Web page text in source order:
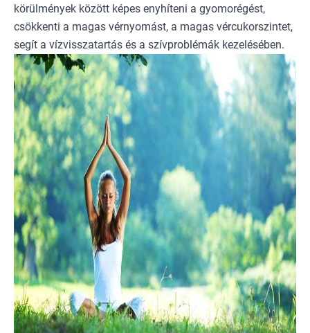
körülmények között képes enyhíteni a gyomorégést,
csökkenti a magas vérnyomást, a magas vércukorszintet,
segít a vízvisszatartás és a szívproblémák kezelésében.